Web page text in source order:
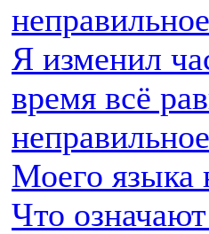
Я изменил
время всё
Моего языка
Что